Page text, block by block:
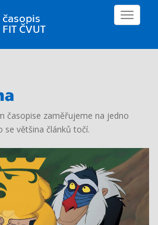
časopise zaměřujeme na jedno
se většina článků točí.